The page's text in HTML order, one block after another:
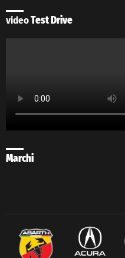
videoTest Drive
Marchi